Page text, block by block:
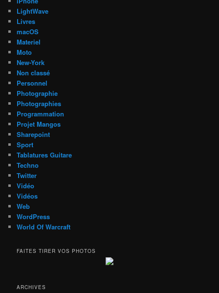
LightWave
Livres
macOS
Materiel
Moto
New-York
Non classé
Personnel
Photographie
Photographies
Programmation
Projet Mangos
Sharepoint
Sport
Tablatures Guitare
Techno
Twitter
Vidéo
Vidéos
Web
WordPress
World Of Warcraft
FAITES TIRER VOS PHOTOS
ARCHIVES